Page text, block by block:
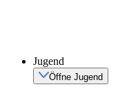
Jugend
Öffne Jugend